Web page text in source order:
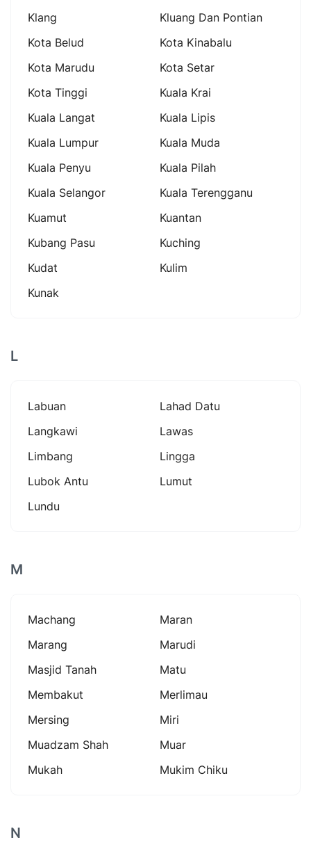
Klang
Kluang Dan Pontian
Kota Belud
Kota Kinabalu
Kota Marudu
Kota Setar
Kota Tinggi
Kuala Krai
Kuala Langat
Kuala Lipis
Kuala Lumpur
Kuala Muda
Kuala Penyu
Kuala Pilah
Kuala Selangor
Kuala Terengganu
Kuamut
Kuantan
Kubang Pasu
Kuching
Kudat
Kulim
Kunak
L
Labuan
Lahad Datu
Langkawi
Lawas
Limbang
Lingga
Lubok Antu
Lumut
Lundu
M
Machang
Maran
Marang
Marudi
Masjid Tanah
Matu
Membakut
Merlimau
Mersing
Miri
Muadzam Shah
Muar
Mukah
Mukim Chiku
N